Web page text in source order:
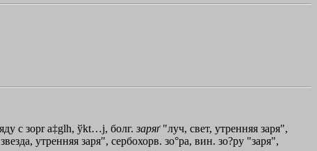
с зорr a‡glh, ўkt…j, болг. заряґ"луч, свет, утренняя заря",
утренняя заря", сербохорв. зо°ра, вин. зо?ру "заря",